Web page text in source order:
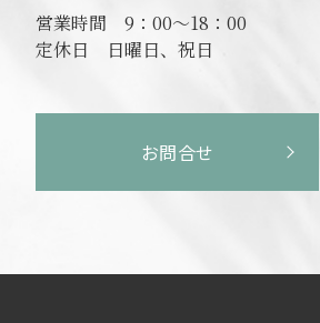
営業時間9：00～18：00
定休日
日曜日、祝日
お問合せ